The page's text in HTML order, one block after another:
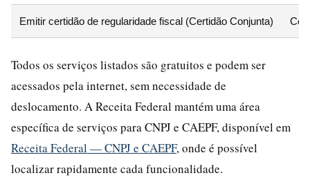
Emitir certidão de regularidade fiscal (Certidão Conjunta)
Todos os serviços listados são gratuitos e podem ser
acessados pela internet, sem necessidade de
deslocamento. A Receita Federal mantém uma área
específica de serviços para CNPJ e CAEPF, disponível em
Receita Federal — CNPJ e CAEPF, onde é possível
localizar rapidamente cada funcionalidade.